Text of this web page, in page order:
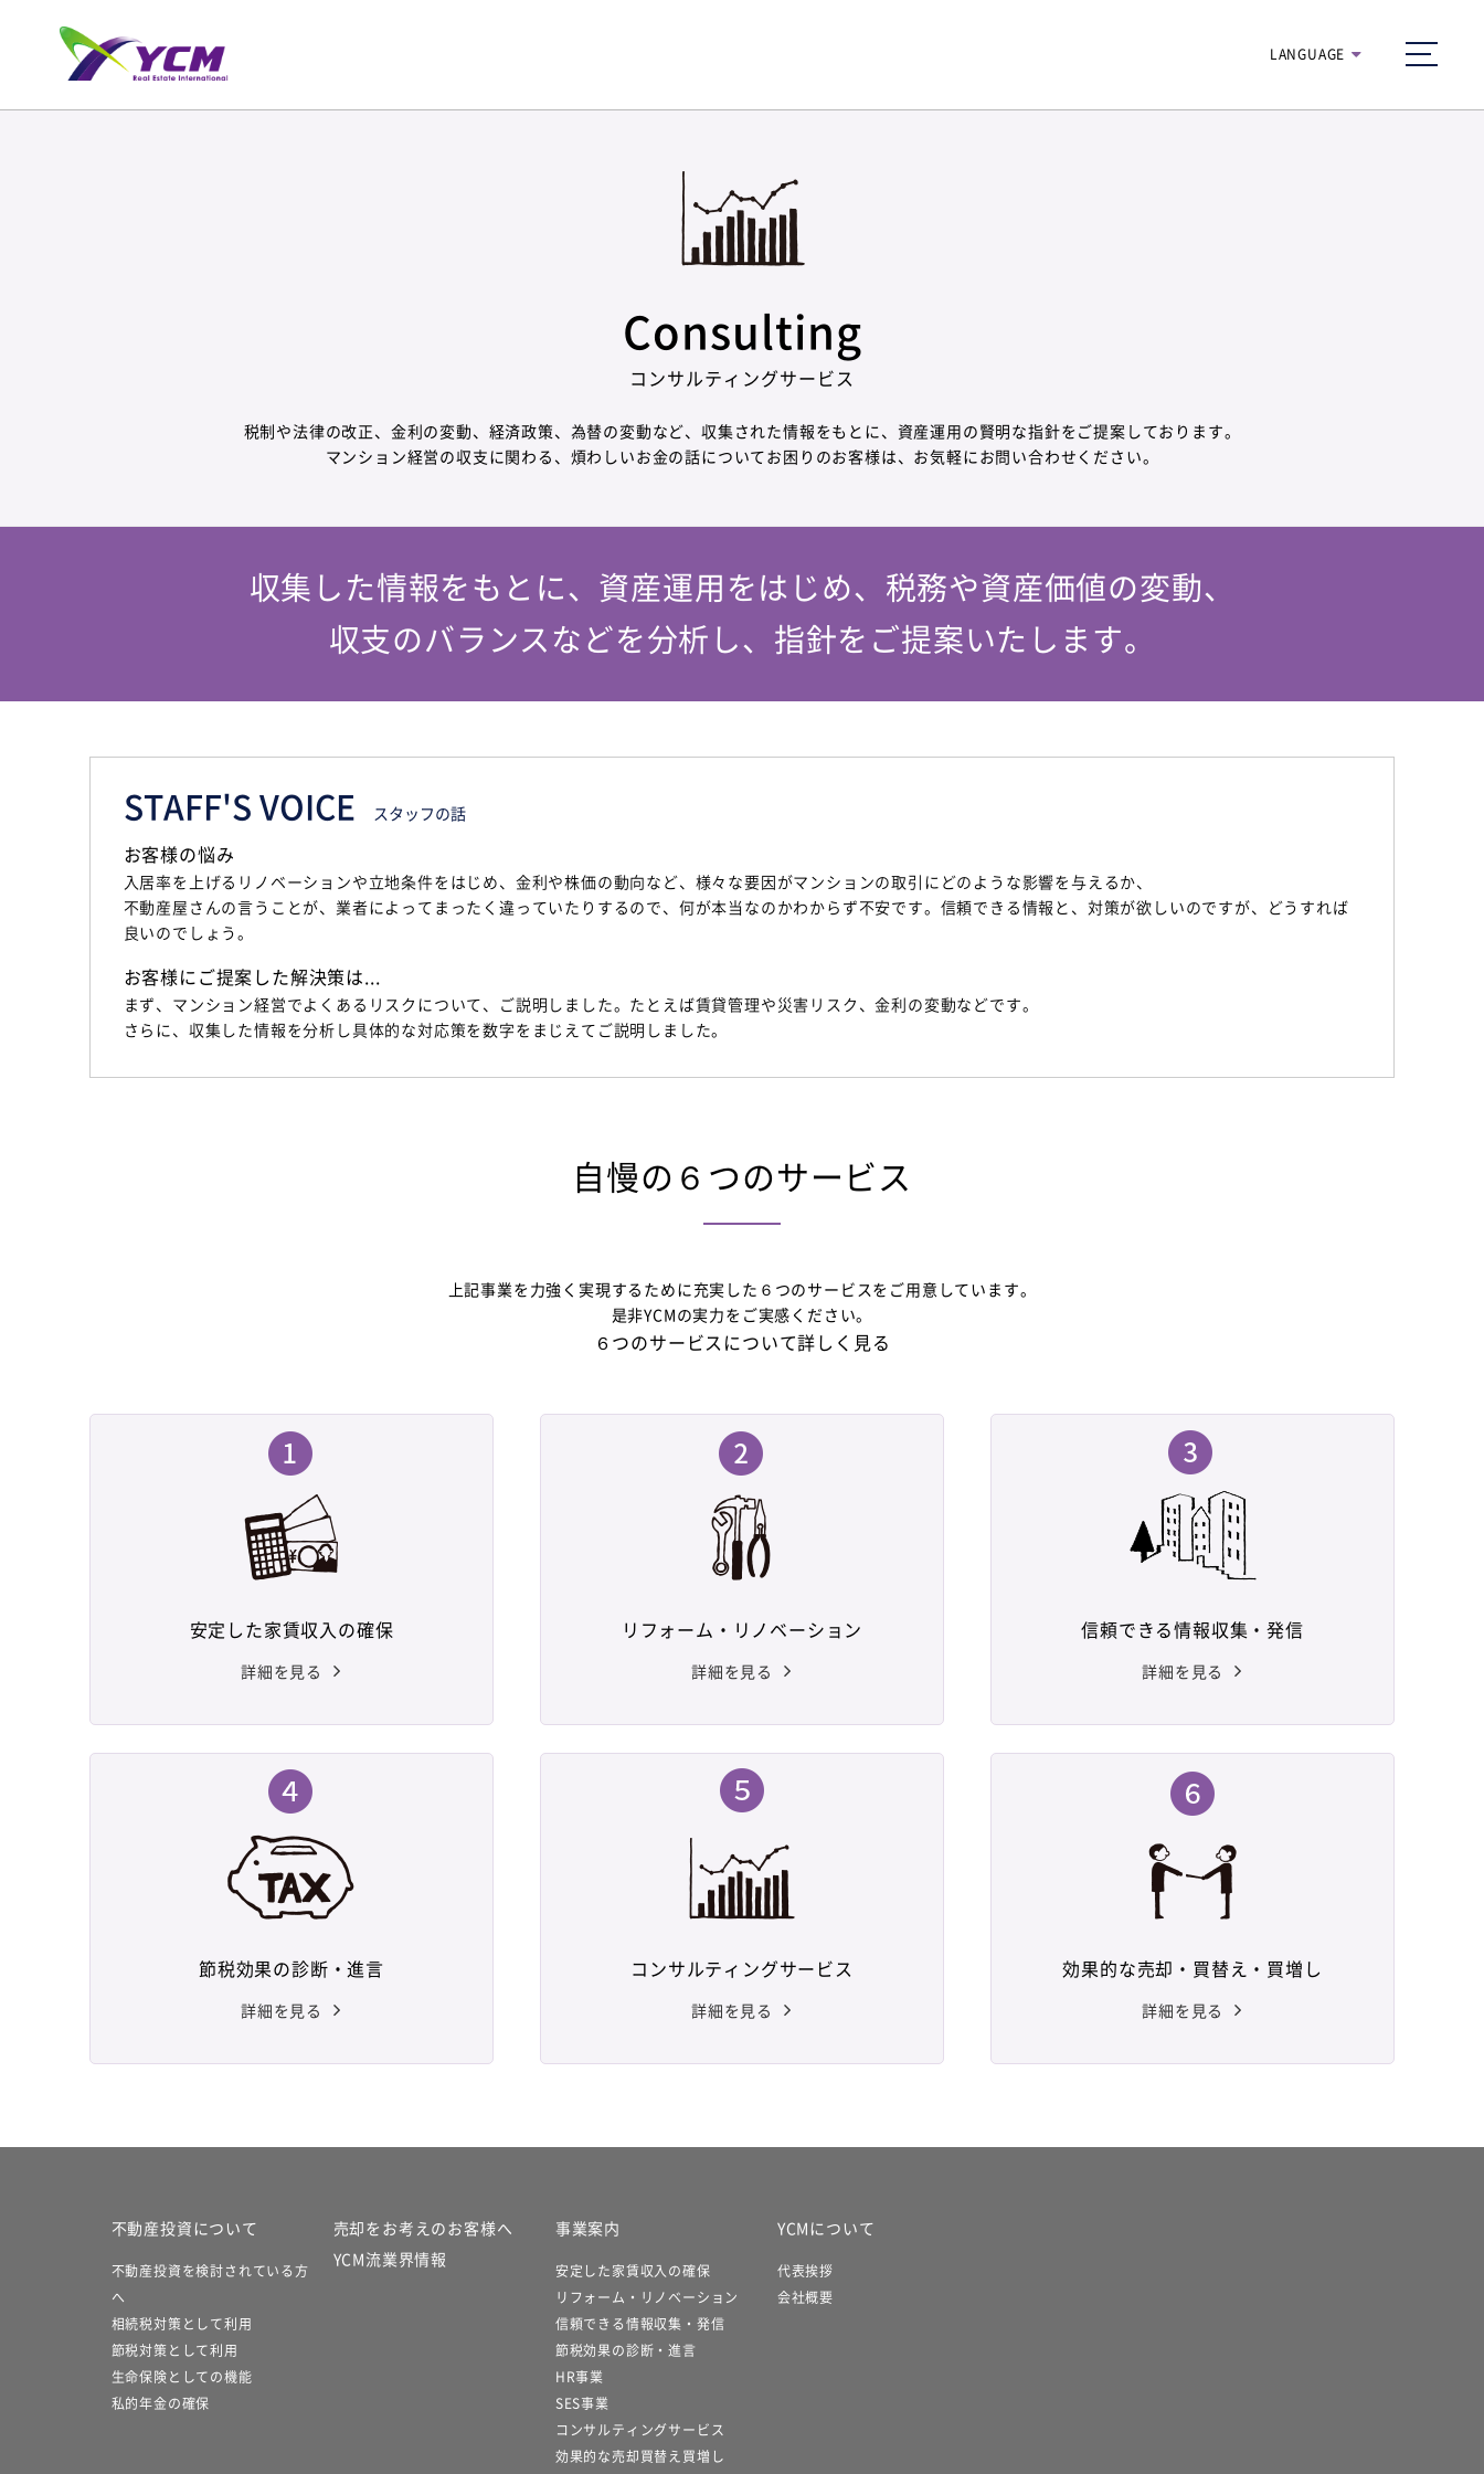
LANGUAGE
H
munu
Consulting
コンサルティングサービス
税制や法律の改正、金利の変動、経済政策、為替の変動など、収集された情報をもとに、資産運用の賢明な指針をご提案しております。
マンション経営の収支に関わる、煩わしいお金の話についてお困りのお客様は、お気軽にお問い合わせください。
収集した情報をもとに、資産運用をはじめ、税務や資産価値の変動、
収支のバランスなどを分析し、指針をご提案いたします。
STAFF'S VOICE スタッフの話
お客様の悩み
入居率を上げるリノベーションや立地条件をはじめ、金利や株価の動向など、様々な要因がマンションの取引にどのような影響を与えるか、
不動産屋さんの言うことが、業者によってまったく違っていたりするので、何が本当なのかわからず不安です。信頼できる情報と、対策が欲しいのですが、どうすれば
良いのでしょう。
お客様にご提案した解決策は...
まず、マンション経営でよくあるリスクについて、ご説明しました。たとえば賃貸管理や災害リスク、金利の変動などです。
さらに、収集した情報を分析し具体的な対応策を数字をまじえてご説明しました。
自慢の６つのサービス
上記事業を力強く実現するために充実した６つのサービスをご用意しています。
是非YCMの実力をご実感ください。
６つのサービスについて詳しく見る
安定した家賃収入の確保
詳細を見る
リフォーム・リノベーション
詳細を見る
信頼できる情報収集・発信
詳細を見る
節税効果の診断・進言
詳細を見る
コンサルティングサービス
詳細を見る
効果的な売却・買替え・買増し
詳細を見る
不動産投資について
不動産投資を検討されている方
へ
相続税対策として利用
節税対策として利用
生命保険としての機能
私的年金の確保
売却をお考えのお客様へ
YCM流業界情報
事業案内
安定した家賃収入の確保
リフォーム・リノベーション
信頼できる情報収集・発信
節税効果の診断・進言
HR事業
SES事業
コンサルティングサービス
効果的な売却買替え買増し
YCMについて
代表挨拶
会社概要